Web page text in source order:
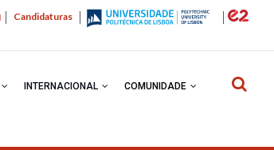
Candidaturas
INTERNACIONAL COMUNIDADE